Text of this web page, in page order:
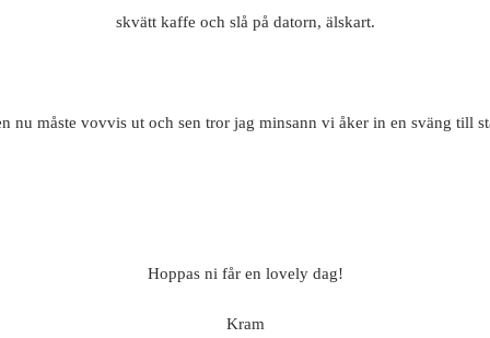
skvätt kaffe och slå på datorn, älskart.
nu måste vovvis ut och sen tror jag minsann vi åker in en sväng till
Hoppas ni får en lovely dag!
Kram